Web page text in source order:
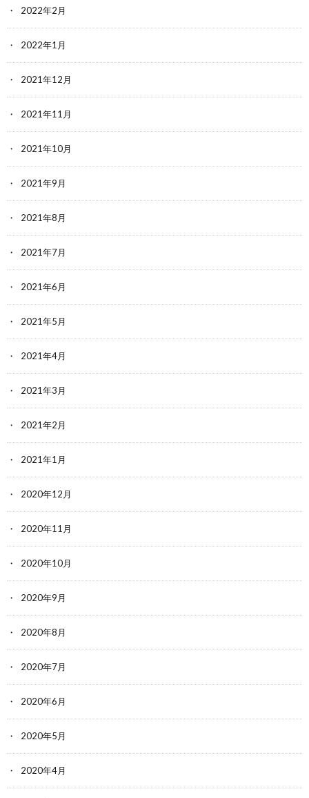
2022年2月
2022年1月
2021年12月
2021年11月
2021年10月
2021年9月
2021年8月
2021年7月
2021年6月
2021年5月
2021年4月
2021年3月
2021年2月
2021年1月
2020年12月
2020年11月
2020年10月
2020年9月
2020年8月
2020年7月
2020年6月
2020年5月
2020年4月